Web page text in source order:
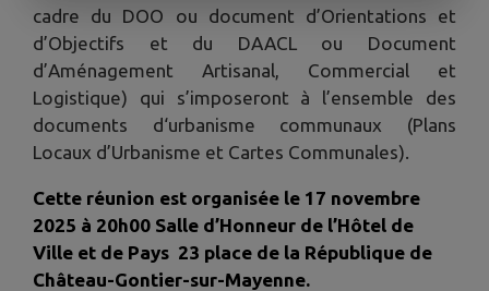
cadre du DOO ou document d’Orientations et
d’Objectifs et du DAACL ou Document
d’Aménagement Artisanal, Commercial et
Logistique) qui s’imposeront à l’ensemble des
documents d‘urbanisme communaux (Plans
Locaux d’Urbanisme et Cartes Communales).
Cette réunion est organisée le 17 novembre
2025 à 20h00 Salle d’Honneur de l’Hôtel de
Ville et de Pays 23 place de la République de
Château-Gontier-sur-Mayenne.